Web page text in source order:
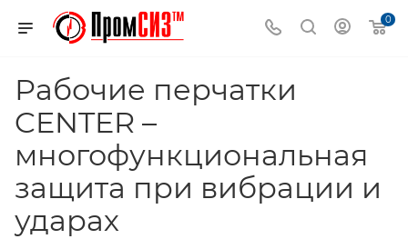
0
Рабочие перчатки
CENTER –
многофункциональная
защита при вибрации и
ударах